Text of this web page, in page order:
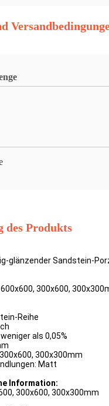
des Produkts
glänzender Sandstein-
300x600,
Reihe
als 0,05%
300x300mm
Matt
Information:
300x600, 300x300mm